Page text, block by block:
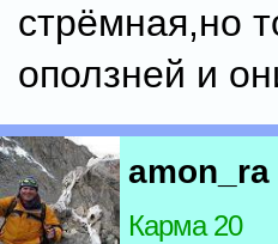
стрёмная,но
оползней и
amon_ra
Карма 20